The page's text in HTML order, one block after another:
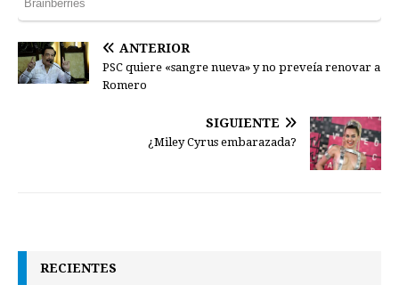
ANTERIOR
PSC quiere «sangre nueva» y no preveía renovar a
Romero
SIGUIENTE
¿Miley Cyrus embarazada?
RECIENTES